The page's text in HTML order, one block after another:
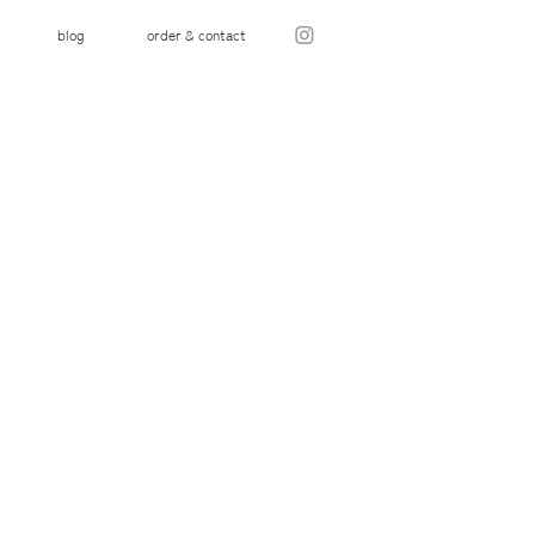
blog order & contact